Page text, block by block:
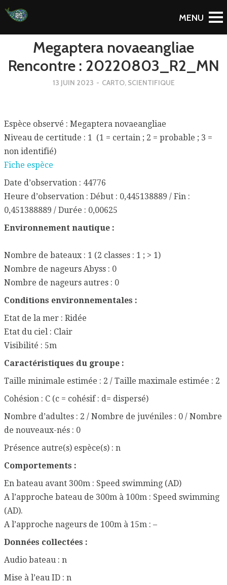
To Blog
Megaptera novaeangliae
Rencontre : 20220803_R2_MN
13 JUIN 2023 - CARTO, SCIENTIFIQUE
Espèce observé : Megaptera novaeangliae
Niveau de certitude : 1 (1 = certain ; 2 = probable ; 3 =
non identifié)
Fiche espèce
Date d’observation : 44776
Heure d’observation : Début : 0,445138889 / Fin :
0,451388889 / Durée : 0,00625
Environnement nautique :
Nombre de bateaux : 1 (2 classes : 1 ; > 1)
Nombre de nageurs Abyss : 0
Nombre de nageurs autres : 0
Conditions environnementales :
Etat de la mer : Ridée
Etat du ciel : Clair
Visibilité : 5m
Caractéristiques du groupe :
Taille minimale estimée : 2 / Taille maximale estimée : 2
Cohésion : C (c = cohésif : d= dispersé)
Nombre d’adultes : 2 / Nombre de juvéniles : 0 / Nombre
de nouveaux-nés : 0
Présence autre(s) espèce(s) : n
Comportements :
En bateau avant 300m : Speed swimming (AD)
A l’approche bateau de 300m à 100m : Speed swimming
(AD).
A l’approche nageurs de 100m à 15m : –
Données collectées :
Audio bateau : n
Mise à l’eau ID : n